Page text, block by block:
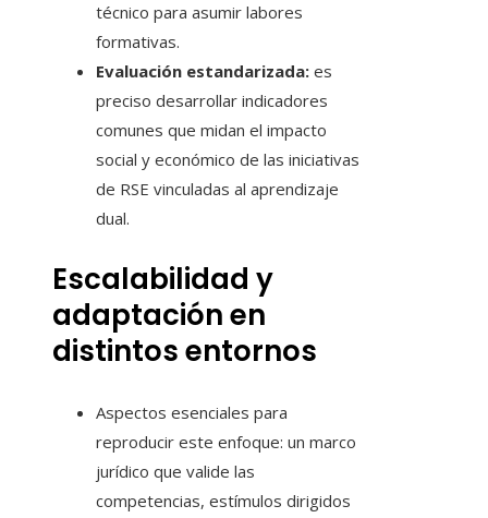
técnico para asumir labores
formativas.
Evaluación estandarizada: es
preciso desarrollar indicadores
comunes que midan el impacto
social y económico de las iniciativas
de RSE vinculadas al aprendizaje
dual.
Escalabilidad y
adaptación en
distintos entornos
Aspectos esenciales para
reproducir este enfoque: un marco
jurídico que valide las
competencias, estímulos dirigidos